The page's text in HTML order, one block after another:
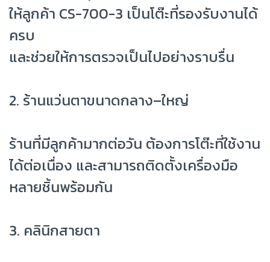
ให้ลูกค้า CS-700-3 เป็นโต๊ะที่รองรับงานได้
ครบ
และช่วยให้การตรวจเป็นไปอย่างราบรื่น
2. ร้านแว่นตาขนาดกลาง–ใหญ่
ร้านที่มีลูกค้ามากต่อวัน ต้องการโต๊ะที่ใช้งาน
ได้ต่อเนื่อง และสามารถติดตั้งเครื่องมือ
หลายชิ้นพร้อมกัน
3. คลินิกสายตา